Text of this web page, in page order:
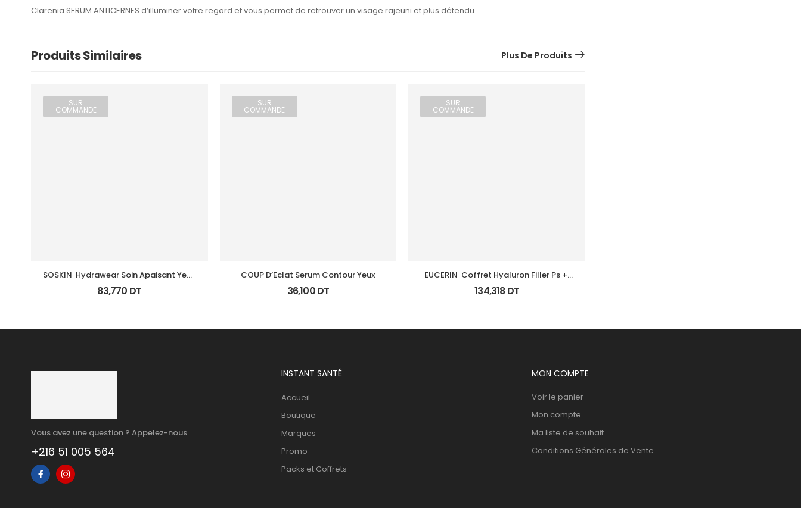
Clarenia SERUM ANTICERNES d’illuminer votre regard et vous permet de retrouver un visage rajeuni et plus détendu.
Produits Similaires Plus De Produits
SUR
COMMANDE
SOSKIN  Hydrawear Soin Apaisant Yeux
15Ml
83,770 DT
SUR
COMMANDE
COUP D’Eclat Serum Contour Yeux
36,100DT
SUR
COMMANDE
EUCERIN  Coffret Hyaluron Filler Ps +
Contour Yeux
134,318DT
Vous avez une question ? Appelez-nous
+216 51 005 564
INSTANT SANTÉ
Accueil
Boutique
Marques
Promo
Packs et Coffrets
MON COMPTE
Voir le panier
Mon compte
Ma liste de souhait
Conditions Générales de Vente